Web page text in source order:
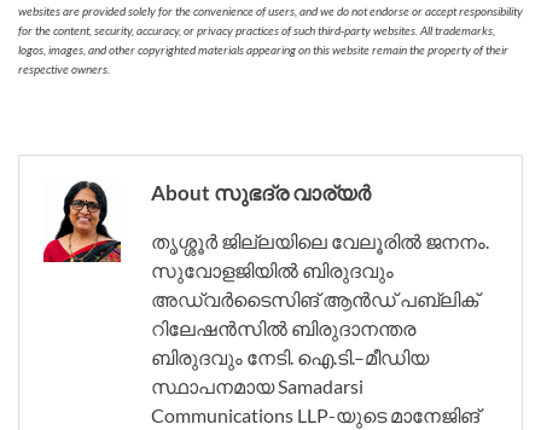
websites are provided solely for the convenience of users, and we do not endorse or accept responsibility
for the content, security, accuracy, or privacy practices of such third-party websites. All trademarks,
logos, images, and other copyrighted materials appearing on this website remain the property of their
respective owners.
About സുഭദ്ര വാര്യർ
തൃശ്ശൂർ ജില്ലയിലെ വേലൂരിൽ ജനനം.
സുവോളജിയിൽ ബിരുദവും
അഡ്വർടൈസിങ് ആൻഡ് പബ്ലിക്
റിലേഷൻസിൽ ബിരുദാനന്തര
ബിരുദവും നേടി. ഐ.ടി.–മീഡിയ
സ്ഥാപനമായ Samadarsi
Communications LLP-യുടെ മാനേജിങ്